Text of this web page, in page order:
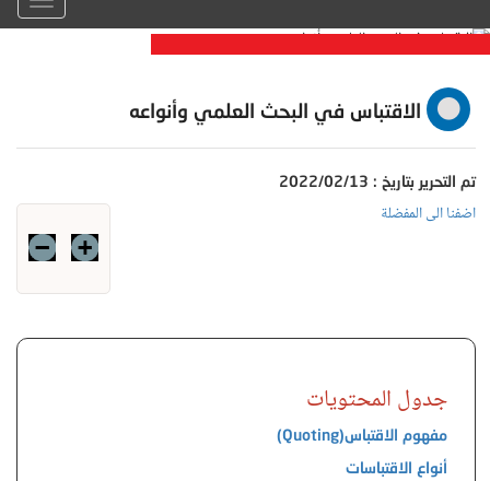
الاقتباس في البحث العلمي
وأنواعه
الاقتباس في البحث العلمي وأنواعه
تم التحرير بتاريخ : 2022/02/13
اضفنا الى المفضلة
جدول المحتويات
مفهوم الاقتباس(Quoting)
أنواع الاقتباسات